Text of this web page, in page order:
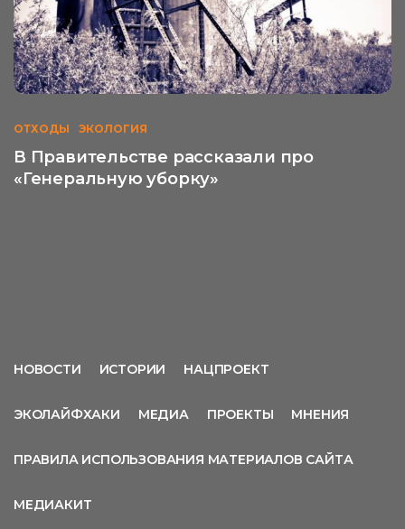
ОТХОДЫ ЭКОЛОГИЯ
В Правительстве рассказали про
«Генеральную уборку»
НОВОСТИ ИСТОРИИ НАЦПРОЕКТ
ЭКОЛАЙФХАКИ МЕДИА ПРОЕКТЫ МНЕНИЯ
ПРАВИЛА ИСПОЛЬЗОВАНИЯ МАТЕРИАЛОВ САЙТА
МЕДИАКИТ